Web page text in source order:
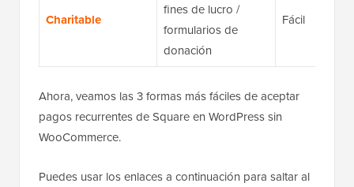
Charitable
fines de lucro /
formularios de
donación
Fácil
Ahora, veamos las 3 formas más fáciles de aceptar
pagos recurrentes de Square en WordPress sin
WooCommerce.
Puedes usar los enlaces a continuación para saltar al